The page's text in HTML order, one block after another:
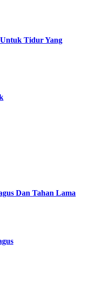
Tidur Yang
Dan Tahan Lama